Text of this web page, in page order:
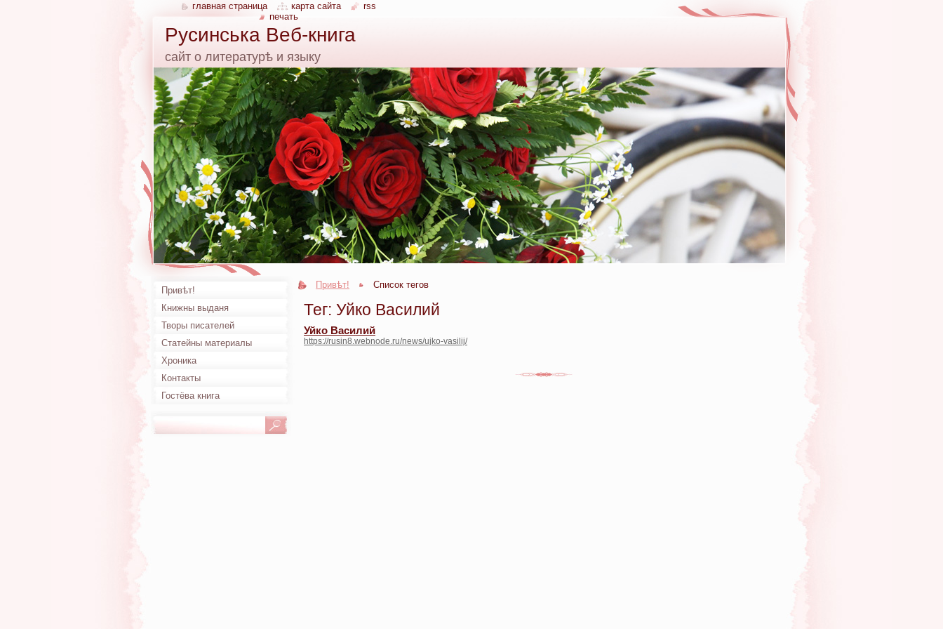
Русинська Веб-книга
сайт о литературѣ и языку
Привѣт! Список тегов
Тег: Уйко Василий
Уйко Василий
https://rusin8.webnode.ru/news/ujko-vasilij/
Привѣт!
Книжны выданя
Творы писателей
Статейны материалы
Хроника
Контакты
Гостёва книга
главная страница карта сайта
rss
печать